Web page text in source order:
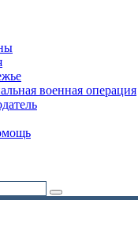
военная операция